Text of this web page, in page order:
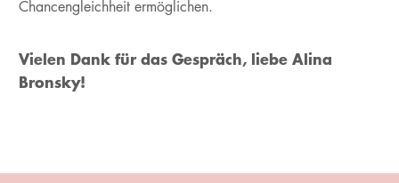
Chancengleichheit ermöglichen.
Vielen Dank für das Gespräch, liebe Alina
Bronsky!